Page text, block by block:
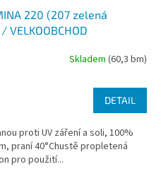
220 (207 zelená
Skladem (60,3 bm)
DETAIL
proti UV záření a soli, 100%
praní 40°Chustě propletená
pro použití...